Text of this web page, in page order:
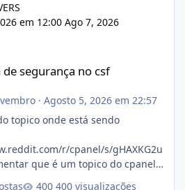
em 12:00 Ago 7, 2026
csf
segurança no csf
· Agosto 5, 2026 em 22:57
topico onde está sendo
r/cpanel/s/gHAXKG2u
que é um topico do cpanel...
400 visualizações